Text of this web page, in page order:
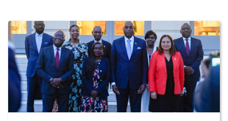
annuel.
Le fonctionnement des groupes d’amitié
est régi par la Charte des groupes
d’amitié et groupes d’études à vocation
internationale, adoptée par le Bureau de
l’Assemblée nationale le 10 décembre
2025.